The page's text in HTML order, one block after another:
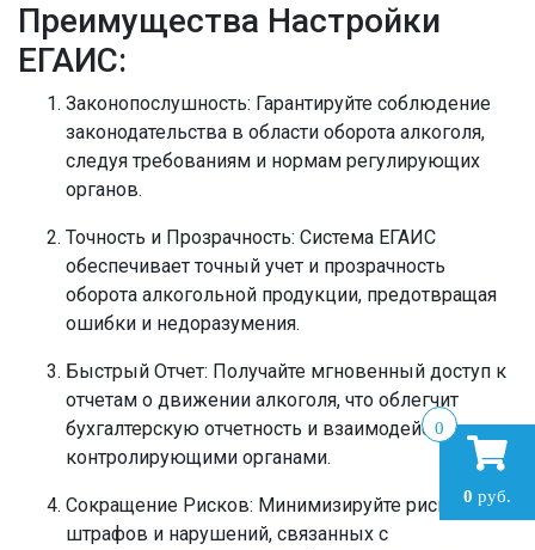
Преимущества Настройки
ЕГАИС:
Законопослушность: Гарантируйте соблюдение
законодательства в области оборота алкоголя,
следуя требованиям и нормам регулирующих
органов.
Точность и Прозрачность: Система ЕГАИС
обеспечивает точный учет и прозрачность
оборота алкогольной продукции, предотвращая
ошибки и недоразумения.
Быстрый Отчет: Получайте мгновенный доступ к
отчетам о движении алкоголя, что облегчит
бухгалтерскую отчетность и взаимодействие с
контролирующими органами.
Сокращение Рисков: Минимизируйте риски
штрафов и нарушений, связанных с
0
0 руб.